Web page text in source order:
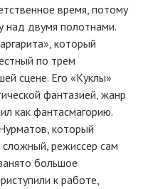
время, потому
над двумя полотнами.
который
по трем
сцене. Его «Куклы»
фантазией, жанр
как фантасмагорию.
который
режиссер сам
большое
к работе,